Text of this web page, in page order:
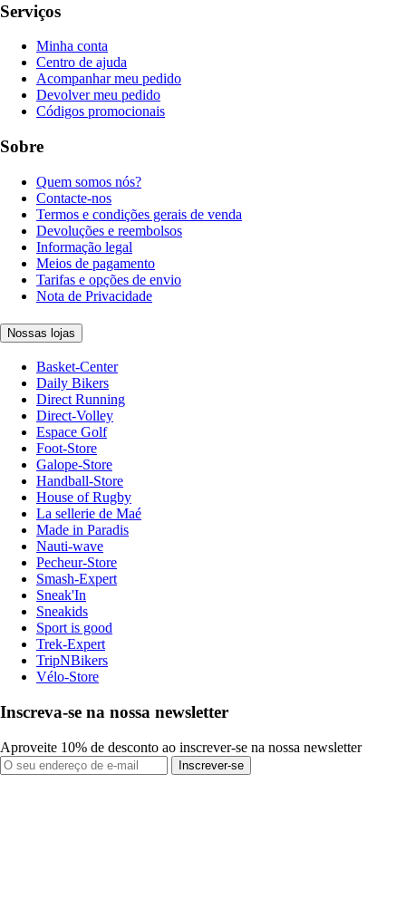
Serviços
Minha conta
Centro de ajuda
Acompanhar meu pedido
Devolver meu pedido
Códigos promocionais
Sobre
Quem somos nós?
Contacte-nos
Termos e condições gerais de venda
Devoluções e reembolsos
Informação legal
Meios de pagamento
Tarifas e opções de envio
Nota de Privacidade
Nossas lojas
Basket-Center
Daily Bikers
Direct Running
Direct-Volley
Espace Golf
Foot-Store
Galope-Store
Handball-Store
House of Rugby
La sellerie de Maé
Made in Paradis
Nauti-wave
Pecheur-Store
Smash-Expert
Sneak'In
Sneakids
Sport is good
Trek-Expert
TripNBikers
Vélo-Store
Inscreva-se na nossa newsletter
Aproveite 10% de desconto ao inscrever-se na nossa newsletter
Inscrever-se